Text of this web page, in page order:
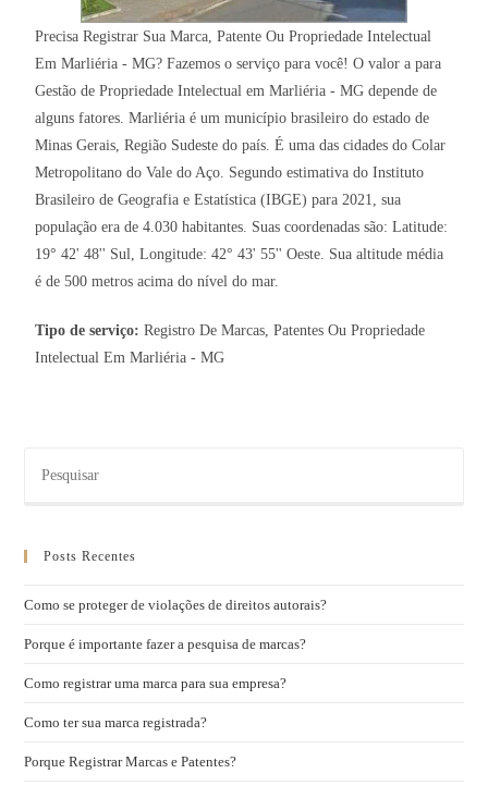
Precisa Registrar Sua Marca, Patente Ou Propriedade Intelectual
Em Marliéria - MG? Fazemos o serviço para você! O valor a para
Gestão de Propriedade Intelectual em Marliéria - MG depende de
alguns fatores. Marliéria é um município brasileiro do estado de
Minas Gerais, Região Sudeste do país. É uma das cidades do Colar
Metropolitano do Vale do Aço. Segundo estimativa do Instituto
Brasileiro de Geografia e Estatística (IBGE) para 2021, sua
população era de 4.030 habitantes. Suas coordenadas são: Latitude:
19° 42' 48'' Sul, Longitude: 42° 43' 55'' Oeste. Sua altitude média
é de 500 metros acima do nível do mar.
Tipo de serviço:Registro De Marcas, Patentes Ou Propriedade
Intelectual Em Marliéria - MG
Posts Recentes
Como se proteger de violações de direitos autorais?
Porque é importante fazer a pesquisa de marcas?
Como registrar uma marca para sua empresa?
Como ter sua marca registrada?
Porque Registrar Marcas e Patentes?